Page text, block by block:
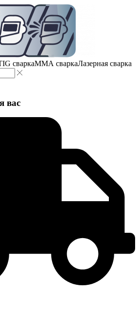
сваркаMMA сваркаЛазерная сварка
вас